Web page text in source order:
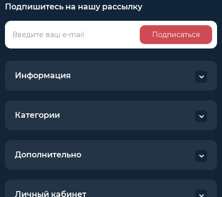
Подпишитесь на нашу рассылку
Подписаться
Информация
Категории
Дополнительно
Личный кабинет